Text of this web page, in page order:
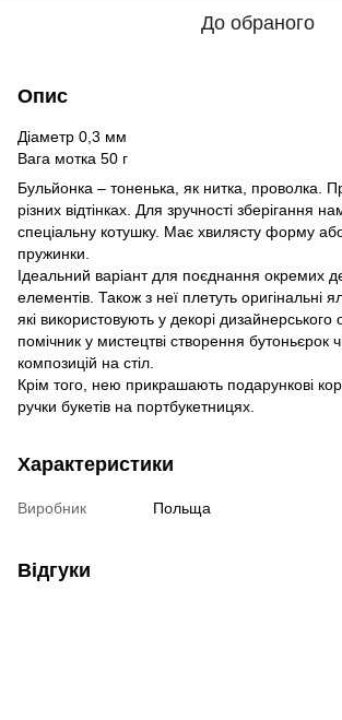
До обраного
Опис
Діаметр 0,3 мм
Вага мотка 50 г
Бульйонка – тоненька, як нитка, проволка.
різних відтінках. Для зручності зберігання
спеціальну котушку. Має хвилясту форму
пружинки.
Ідеальний варіант для поєднання окремих
елементів. Також з неї плетуть оригінальні
які використовують у декорі дизайнерського
помічник у мистецтві створення бутоньєрок
композицій на стіл.
Крім того, нею прикрашають подарункові
ручки букетів на портбукетницях.
Характеристики
Виробник Польща
Відгуки